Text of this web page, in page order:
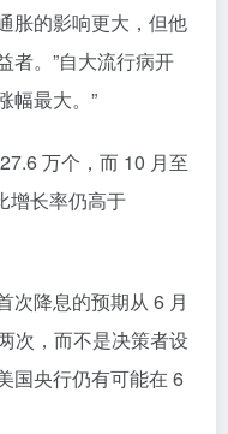
胀的影响更大，但他
者。”自大流行病开
幅最大。”
万个，而 10 月至
增长率仍高于
次降息的预期从 6 月
次，而不是决策者设
国央行仍有可能在 6